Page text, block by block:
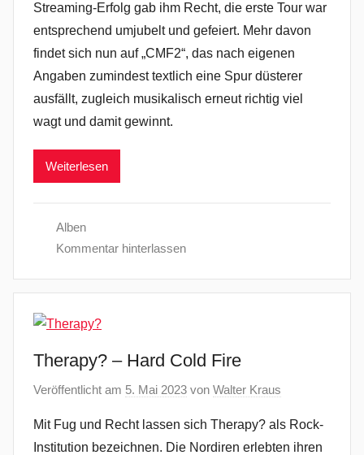
Streaming-Erfolg gab ihm Recht, die erste Tour war
entsprechend umjubelt und gefeiert. Mehr davon
findet sich nun auf „CMF2“, das nach eigenen
Angaben zumindest textlich eine Spur düsterer
ausfällt, zugleich musikalisch erneut richtig viel
wagt und damit gewinnt.
Weiterlesen
Alben
Kommentar hinterlassen
Therapy? – Hard Cold Fire
Veröffentlicht am 5. Mai 2023 von Walter Kraus
Mit Fug und Recht lassen sich Therapy? als Rock-
Institution bezeichnen. Die Nordiren erlebten ihren